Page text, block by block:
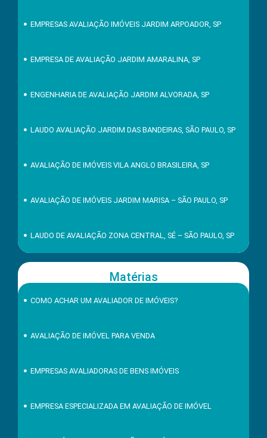
EMPRESAS AVALIAÇÃO IMÓVEIS JARDIM ARPOADOR, SP
EMPRESA DE AVALIAÇÃO JARDIM AMARALINA, SP
ENGENHARIA DE AVALIAÇÃO JARDIM ALVORADA, SP
LAUDO AVALIAÇÃO JARDIM DAS BANDEIRAS, SÃO PAULO, SP
AVALIAÇÃO DE IMÓVEIS VILA ANGLO BRASILEIRA, SP
AVALIAÇÃO DE IMÓVEIS JARDIM MARISA – SÃO PAULO, SP
LAUDO DE AVALIAÇÃO ZONA CENTRAL, SÉ – SÃO PAULO, SP
Matérias
COMO ACHAR UM AVALIADOR DE IMÓVEIS?
AVALIAÇÃO DE IMÓVEL PARA VENDA
EMPRESAS AVALIADORAS DE BENS IMÓVEIS
EMPRESA ESPECIALIZADA EM AVALIAÇÃO DE IMÓVEL